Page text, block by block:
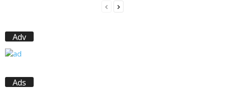
Adv
Ads